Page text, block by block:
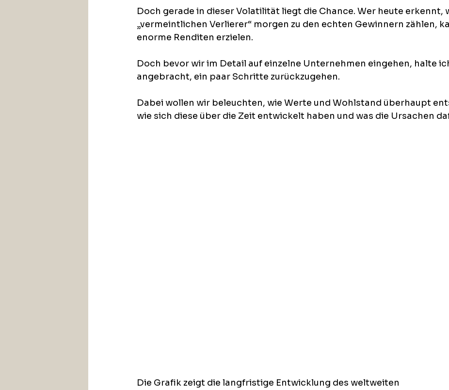
Doch gerade in dieser Volatilität liegt die Chance. Wer heute erkennt,
„vermeintlichen Verlierer“ morgen zu den echten Gewinnern zählen,
enorme Renditen erzielen.
Doch bevor wir im Detail auf einzelne Unternehmen eingehen, halte
angebracht, ein paar Schritte zurückzugehen.
Dabei wollen wir beleuchten, wie Werte und Wohlstand überhaupt
wie sich diese über die Zeit entwickelt haben und was die Ursachen
Die Grafik zeigt die langfristige Entwicklung des weltweiten